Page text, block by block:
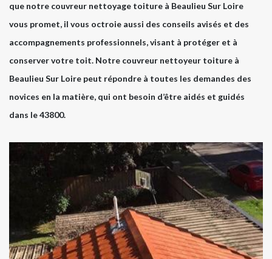
que notre couvreur nettoyage toiture à Beaulieu Sur Loire
vous promet, il vous octroie aussi des conseils avisés et des
accompagnements professionnels, visant à protéger et à
conserver votre toit. Notre couvreur nettoyeur toiture à
Beaulieu Sur Loire peut répondre à toutes les demandes des
novices en la matière, qui ont besoin d’être aidés et guidés
dans le 43800.